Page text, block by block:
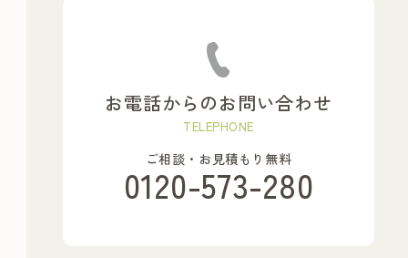
お電話からのお問い合わせ
TELEPHONE
ご相談・お見積もり無料
0120-573-280